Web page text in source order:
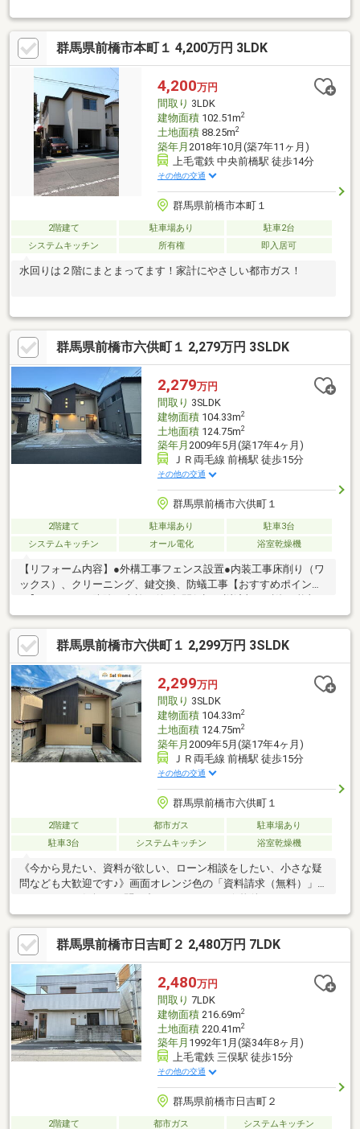
にご相談ください！■自己資金０円から住宅購入できます!■他社様
でご紹介されている物件も一緒にご提案できます。■他社様や過
去にローンお断りされた方。ローンに自信あります。■平日のご
見学希望大歓迎です。ご見学予約は0120-919-727【通話料無料】
までお気軽にお電話ください。スマートフォンの方は青いバナー
より、お問い合わせいただけます。
群馬県前橋市本町１ 4,200万円 3LDK
4,200万円
間取り 3LDK
建物面積102.51m2
土地面積88.25m2
築年月 2018年10月(築7年11ヶ月)
上毛電鉄 中央前橋駅 徒歩14分
その他の交通
群馬県前橋市本町１
2階建て 駐車場あり
駐車2台
システムキッチン
所有権 即入居可
水回りは２階にまとまってます！家計にやさしい都市ガス！
群馬県前橋市六供町１ 2,279万円 3SLDK
2,279万円
間取り 3SLDK
建物面積104.33m2
土地面積124.75m2
築年月 2009年5月(築17年4ヶ月)
ＪＲ両毛線 前橋駅 徒歩15分
その他の交通
群馬県前橋市六供町１
2階建て 駐車場あり
駐車3台
システムキッチン
オール電化 浴室乾燥機
【リフォーム内容】●外構工事フェンス設置●内装工事床削り（ワ
ックス）、クリーニング、鍵交換、防蟻工事【おすすめポイン
ど、お客様のご希望にあわせてご提案。住宅ローンが初めての方
でもお気軽にご相談ください【周辺施設】・前橋市立城南小学校
400ｍ（徒歩5分）・前橋市立第一中学校800ｍ（徒歩10）・ジョ
イフーズ前橋南店800ｍ（徒歩10分）・セブンイレブン前橋南町
店400ｍ（徒歩5分）※本物件は条件により住宅ローン減税が適用
されます。詳しくはお問合せください。
群馬県前橋市六供町１ 2,299万円 3SLDK
2,299万円
間取り 3SLDK
建物面積104.33m2
土地面積124.75m2
築年月 2009年5月(築17年4ヶ月)
ＪＲ両毛線 前橋駅 徒歩15分
その他の交通
群馬県前橋市六供町１
2階建て 都市ガス
駐車場あり
駐車3台
システムキッチン 浴室乾燥機
《今から見たい、資料が欲しい、ローン相談をしたい、小さな疑
問なども大歓迎です♪》画面オレンジ色の「資料請求（無料）」を
クリック！お気軽にお問い合わせください！☆物件おすすめ
POINT☆・ウォークインクローゼット、エアコン2台付です♪・２
階洗面化粧台があるので、朝の準備も楽々です！・スーパーまで
車で約3分買い物が楽ですね♪☆周辺ロケーション☆城南小学
校 約381ｍ/徒歩5分前橋第一中学校 約1102
ｍ/徒歩14分ジョイフーズ前橋南店 約814ｍ/車3分〇未掲載物件
や、非公開物件などさらに物件を見たい方は下記リンクよりソル
ホームHPへお越しください(^^♪
群馬県前橋市日吉町２ 2,480万円 7LDK
2,480万円
間取り 7LDK
建物面積216.69m2
土地面積220.41m2
築年月 1992年1月(築34年8ヶ月)
上毛電鉄 三俣駅 徒歩15分
その他の交通
群馬県前橋市日吉町２
2階建て 都市ガス システムキッチン